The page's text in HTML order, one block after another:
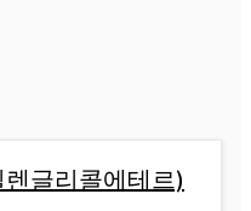
글리콜에테르)